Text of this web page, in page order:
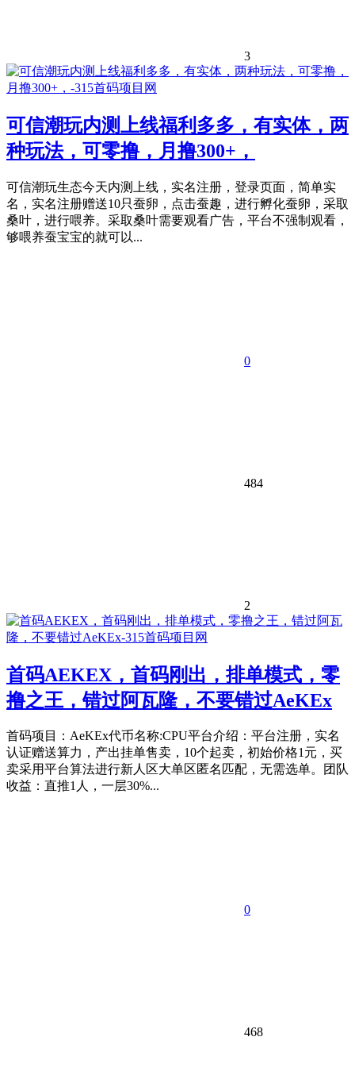
3
可信潮玩内测上线福利多多，有实体，两
种玩法，可零撸，月撸300+，
可信潮玩生态今天内测上线，实名注册，登录页面，简单实
名，实名注册赠送10只蚕卵，点击蚕趣，进行孵化蚕卵，采取
桑叶，进行喂养。采取桑叶需要观看广告，平台不强制观看，
够喂养蚕宝宝的就可以...
0
484
2
首码AEKEX，首码刚出，排单模式，零
撸之王，错过阿瓦隆，不要错过AeKEx
首码项目：AeKEx代币名称:CPU平台介绍：平台注册，实名
认证赠送算力，产出挂单售卖，10个起卖，初始价格1元，买
卖采用平台算法进行新人区大单区匿名匹配，无需选单。团队
收益：直推1人，一层30%...
0
468